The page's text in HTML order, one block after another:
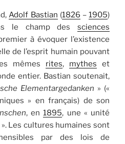
Adolf Bastian (1826 –1905)
le champ des sciences
à évoquer l’existence
de l’esprit humain pouvant
mêmes rites, mythes et
entier. Bastian soutenait,
Elementargedanken » («
» en français) de son
, en1895, une « unité
Les cultures humaines sont
par des lois de